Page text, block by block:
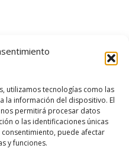
utilizamos tecnologías como las
la información del dispositivo. El
permitirá procesar datos
o las identificaciones únicas
puede afectar
y funciones.